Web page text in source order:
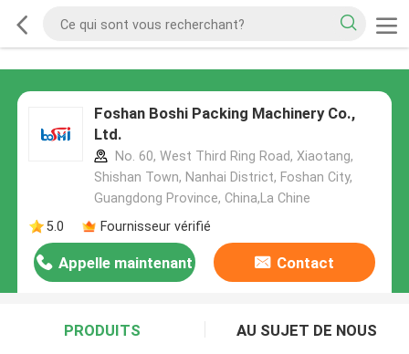
Foshan Boshi Packing Machinery Co.,
Ltd.
No. 60, West Third Ring Road, Xiaotang,
Shishan Town, Nanhai District, Foshan City,
Guangdong Province, China,La Chine
5.0
Fournisseur vérifié
Appelle maintenant Contact
PRODUITS AU SUJET DE NOUS